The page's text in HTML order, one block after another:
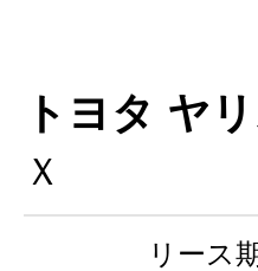
トヨタ ヤ
Ｘ
リース